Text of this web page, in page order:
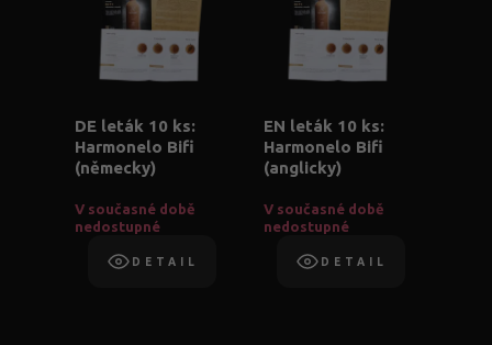
DE leták 10 ks:
Harmonelo Bifi
(německy)
V současné době
nedostupné
DETAIL
EN leták 10 ks:
Harmonelo Bifi
(anglicky)
V současné době
nedostupné
DETAIL